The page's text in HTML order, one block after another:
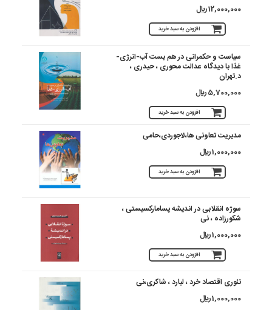
12,000,000 ريال
افزودن به سبد خرید
سیاست و حکمرانی در هم بست آب-انرژی-
غذا با دیدگاه عدالت محوری ، حیدری ،
د.تهران
5,700,000 ريال
افزودن به سبد خرید
مدیریت تعاونی ها،لاجوردی،حامی
1,000,000 ريال
افزودن به سبد خرید
سوژه انقلابی در اندیشه پسامارکسیستی ،
شکورزاده ، نی
1,000,000 ريال
افزودن به سبد خرید
تئوری اقتصاد خرد ، لیارد ، شاکری،نی
1,000,000 ريال